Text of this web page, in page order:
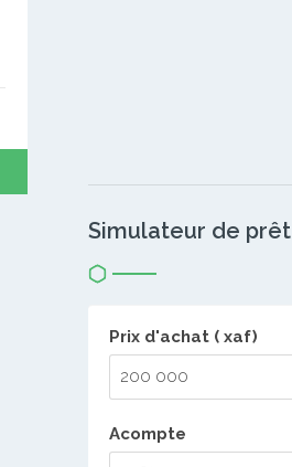
Simulateur de prêt
Prix d'achat ( xaf)
Acompte